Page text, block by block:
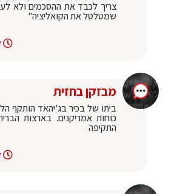
צריך לכבד את ההסכמים ולא
שמטלטל את הקואליציה"
מבזקן בחזית
ביתו של בכיר בג'יהאד הותקף
כוחות אמריקנים. בארצות
התקיפה